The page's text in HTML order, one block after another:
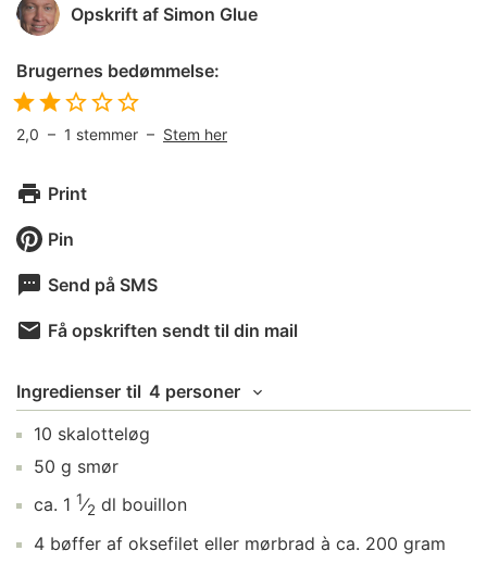
Opskrift af Simon Glue
Brugernes bedømmelse:
2,0 – 1 stemmer – Stem her
Print
Pin
Send på SMS
Få opskriften sendt til din mail
Ingredienser til 4 personer
10 skalotteløg
50 g smør
ca. 1 1⁄2 dl bouillon
4 bøffer af oksefilet eller mørbrad à ca. 200 gram